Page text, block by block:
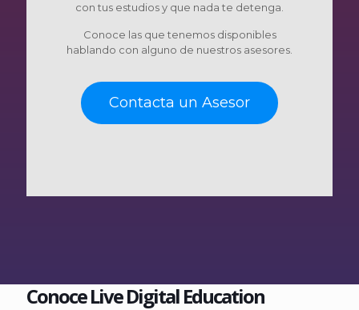
con tus estudios y que nada te detenga.
Conoce las que tenemos disponibles
hablando con alguno de nuestros asesores.
Contacta un Asesor
Conoce Live Digital Education